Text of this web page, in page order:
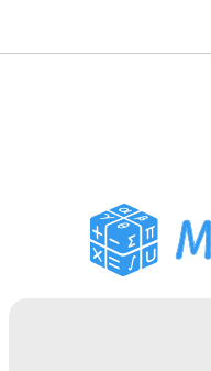
Pembantu PR PDF
Alat Belajar